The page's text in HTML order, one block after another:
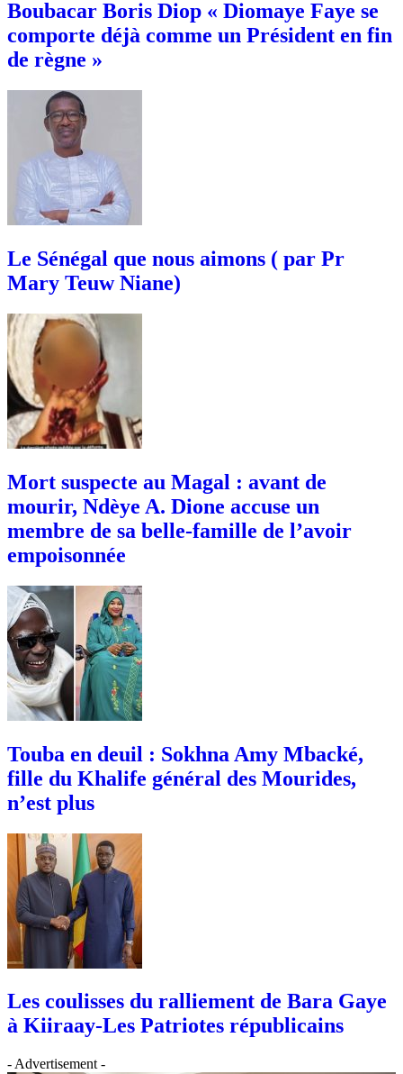
Boubacar Boris Diop « Diomaye Faye se
comporte déjà comme un Président en fin
de règne »
Le Sénégal que nous aimons ( par Pr
Mary Teuw Niane)
Mort suspecte au Magal : avant de
mourir, Ndèye A. Dione accuse un
membre de sa belle-famille de l’avoir
empoisonnée
Touba en deuil : Sokhna Amy Mbacké,
fille du Khalife général des Mourides,
n’est plus
Les coulisses du ralliement de Bara Gaye
à Kiiraay-Les Patriotes républicains
- Advertisement -